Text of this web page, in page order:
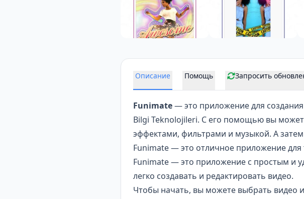
Описание Помощь Запросить
Funimate— это приложение для
Bilgi Teknolojileri. С его помощью вы
эффектами, фильтрами и музыкой. А
Funimate — это отличное приложение для
Funimate — это приложение с простым и
легко создавать и редактировать видео.
Чтобы начать, вы можете выбрать видео